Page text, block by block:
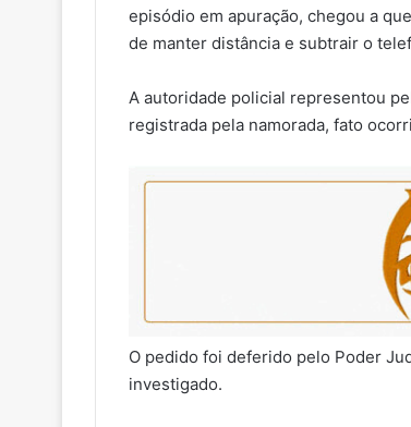
episódio em apuração, chegou a
de manter distância e subtrair o
A autoridade policial representou
registrada pela namorada, fato
O pedido foi deferido pelo Poder
investigado.